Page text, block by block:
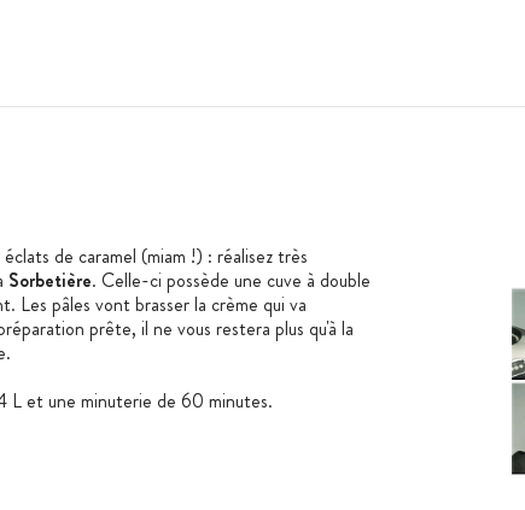
de caramel (miam !) : réalisez très
Sorbetière. Celle-ci possède une cuve à double
Les pâles vont brasser la crème qui va
prête, il ne vous restera plus qu'à la
L et une minuterie de 60 minutes.